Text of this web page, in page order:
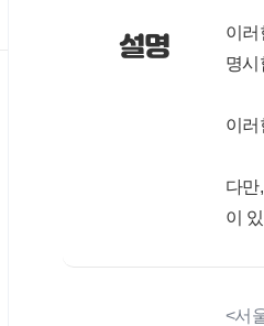
설명
이러
명시
이러
다만
이
<서